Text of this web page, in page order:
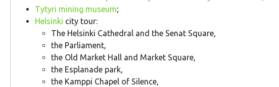
Tytyri mining museum;
Helsinki city tour:
The Helsinki Cathedral and the Senat Square,
the Parliament,
the Old Market Hall and Market Square,
the Esplanade park,
the Kamppi Chapel of Silence,